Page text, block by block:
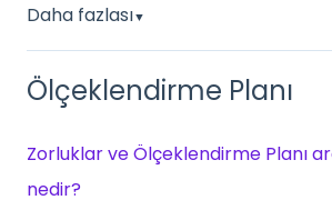
Daha fazlası▼
Ölçeklendirme Planı
Zorluklar ve Ölçeklendirme Planı
nedir?